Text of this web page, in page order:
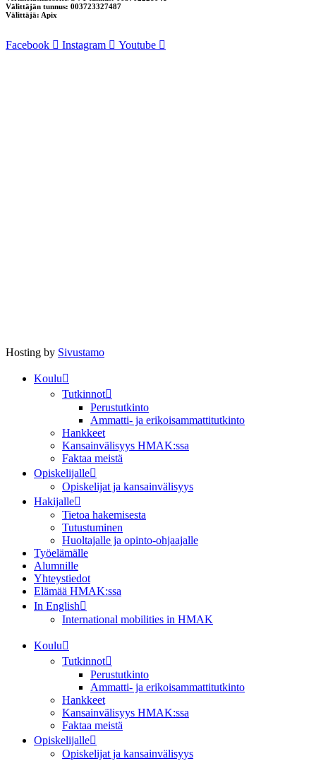
Välittäjän tunnus: 003723327487
Välittäjä: Apix
Facebook Instagram Youtube
Hosting by Sivustamo
Koulu
Tutkinnot
Perustutkinto
Ammatti- ja erikoisammattitutkinto
Hankkeet
Kansainvälisyys HMAK:ssa
Faktaa meistä
Opiskelijalle
Opiskelijat ja kansainvälisyys
Hakijalle
Tietoa hakemisesta
Tutustuminen
Huoltajalle ja opinto-ohjaajalle
Työelämälle
Alumnille
Yhteystiedot
Elämää HMAK:ssa
In English
International mobilities in HMAK
Koulu
Tutkinnot
Perustutkinto
Ammatti- ja erikoisammattitutkinto
Hankkeet
Kansainvälisyys HMAK:ssa
Faktaa meistä
Opiskelijalle
Opiskelijat ja kansainvälisyys